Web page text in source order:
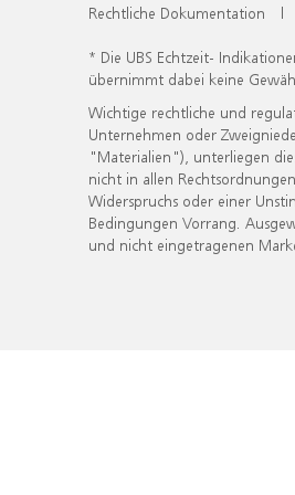
Rechtliche Dokumentation |
* Die UBS Echtzeit-
übernimmt dabei keine
Wichtige rechtliche und
Unternehmen oder
"Materialien"), unterliegen
nicht in allen
Widerspruchs oder einer
Bedingungen Vorrang.
und nicht eingetragenen